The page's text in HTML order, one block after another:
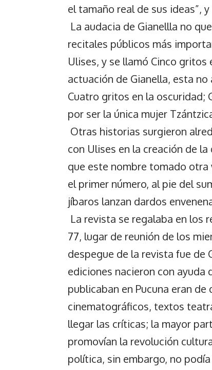
el tamaño real de sus ideas”,
La audacia de Gianellla no
recitales públicos más
Ulises, y se llamó Cinco
actuación de Gianella, esta
Cuatro gritos en la oscuridad;
por ser la única mujer
Otras historias surgieron
con Ulises en la creación de
que este nombre tomado otra
el primer número, al pie del
jíbaros lanzan dardos
La revista se regalaba en los
77, lugar de reunión de los
despegue de la revista fue de
ediciones nacieron con
publicaban en Pucuna eran
cinematográficos, textos
llegar las críticas; la mayor
promovían la revolución
política, sin embargo, no